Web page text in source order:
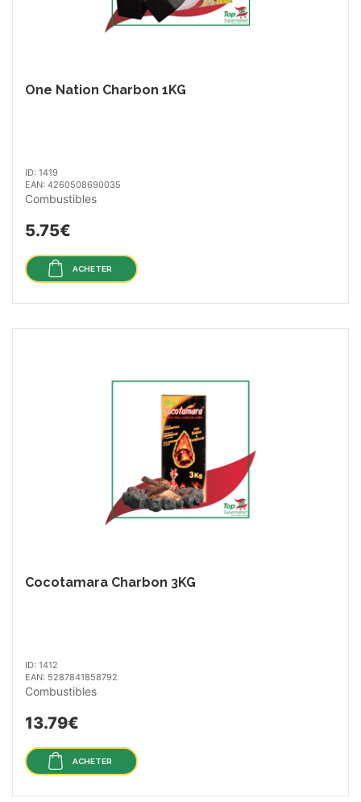
One Nation Charbon 1KG
ID: 1419
EAN: 4260508690035
Combustibles
5.75€
ACHETER
Cocotamara Charbon 3KG
ID: 1412
EAN: 5287841858792
Combustibles
13.79€
ACHETER